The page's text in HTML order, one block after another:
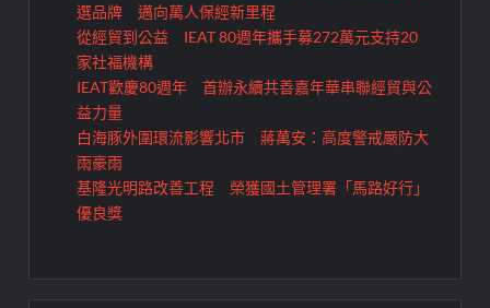
選品牌 邁向萬人保經新里程
從經貿到公益 IEAT 80週年攜手募272萬元支持20
家社福機構
IEAT歡慶80週年 首辦永續共善嘉年華串聯經貿與公
益力量
白海豚外圍環流影響北市 蔣萬安：高度警戒嚴防大
雨豪雨
基隆光明路改善工程 榮獲國土管理署「馬路好行」
優良獎